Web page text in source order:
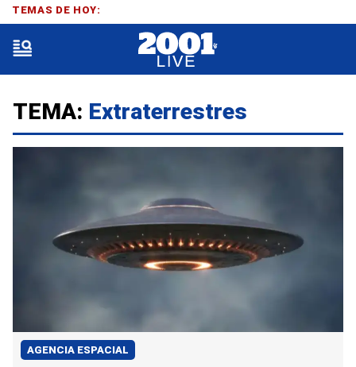
TEMA: Extraterrestres
AGENCIA ESPACIAL
TEMAS DE HOY: